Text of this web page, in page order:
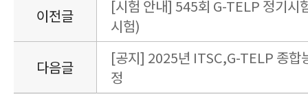
이전글
[시험 안내] 545회 G-TELP 정기
시험)
다음글
[공지] 2025년 ITSC,G-TELP 종합
정